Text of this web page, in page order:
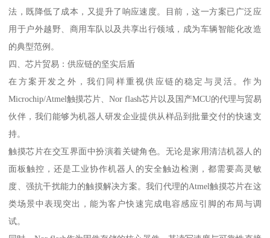
法，既降低了成本，又提升了响应速度。目前，这一方案已广泛应
用于户外越野、商用车队以及共享出行领域，成为车辆智能化改造
的典型范例。
四、芯片贸易：供应链的坚实后盾
在方案开发之外，我们同样重视供应链的稳定与灵活。作为
Microchip/Atmel触摸芯片、Nor flash芯片以及国产MCU的代理与贸易
伙伴，我们能够为机器人研发企业提供从样品到批量交付的快速支
持。
触摸芯片在交互界面中扮演着关键角色。无论是家用清洁机器人的
面板触控，还是工业协作机器人的安全触边检测，都需要高灵敏
度、强抗干扰能力的触摸解决方案。我们代理的Atmel触摸芯片在这
类场景中表现突出，能为客户快速完成电容感应引脚的布局与调
试。